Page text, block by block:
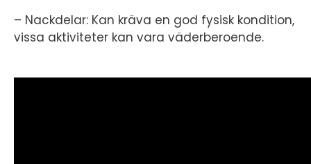
– Nackdelar: Kan kräva en god fysisk kondition,
vissa aktiviteter kan vara väderberoende.